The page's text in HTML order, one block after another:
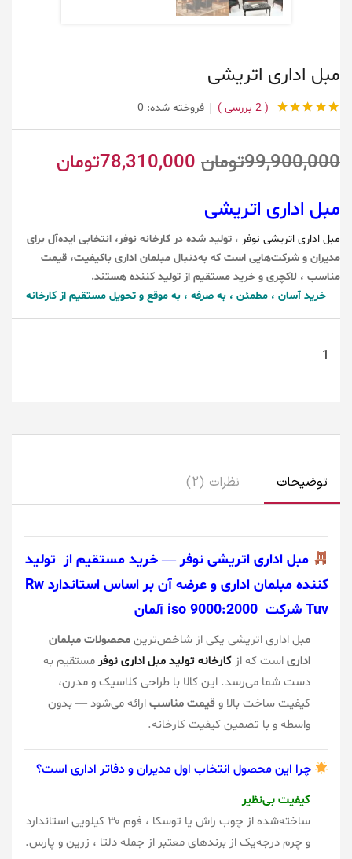
مبل اداری اتریشی
امتیازمشتری
2 بررسی فروخته شده: 0
99,900,000تومان 78,310,000تومان
مبل اداری اتریشی
مبل اداری اتریشی نوفر ، تولید شده در کارخانه نوفر، انتخابی ایده‌آل برای
مدیران و شرکت‌هایی است که به‌دنبال مبلمان اداری باکیفیت، قیمت
مناسب ، لاکچری و خرید مستقیم از تولید کننده هستند.
خرید آسان ، مطمئن ، به صرفه ، به موقع و تحویل مستقیم از کارخانه
توضیحات نظرات (2)
مبل اداری اتریشی نوفر — خرید مستقیم ازتولید
کننده مبلمان اداری و عرضه آن بر اساس استاندارد Rw
Tuv شرکت iso 9000:2000 آلمان
مبل اداری اتریشی یکی از شاخص‌ترینمحصولات مبلمان
اداریاست که ازکارخانه تولید مبل اداری نوفرمستقیم به
دست شما می‌رسد. این کالا با طراحی کلاسیک و مدرن،
کیفیت ساخت بالا و قیمت مناسبارائه می‌شود — بدون
واسطه و با تضمین کیفیت کارخانه.
چرا این محصول انتخاب اول مدیران و دفاتر اداری است؟
کیفیت بی‌نظیر
ساخته‌شده از چوب راش یا توسکا ، فوم ۳۰ کیلویی استاندارد
و چرم درجه‌یک از برندهای معتبر از جمله دلتا ، زرین و پارس.